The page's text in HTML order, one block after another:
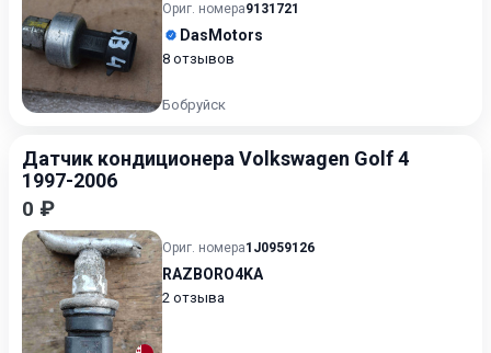
Ориг. номера9131721
DasMotors
8 отзывов
Бобруйск
Датчик кондиционера Volkswagen Golf 4
1997-2006
0 ₽
Ориг. номера1J0959126
RAZBORO4KA
2 отзыва